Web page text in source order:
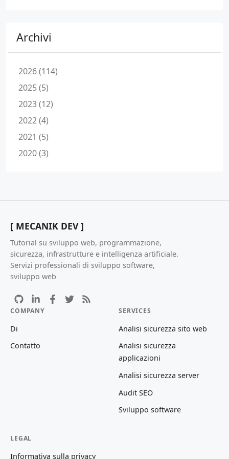
Archivi
2026 (114)
2025 (5)
2023 (12)
2022 (4)
2021 (5)
2020 (3)
[ MECANIK DEV ]
Tutorial su sviluppo web, programmazione,
sicurezza, infrastrutture e intelligenza artificiale.
Servizi professionali di sviluppo software,
sviluppo web
COMPANY
Di
Contatto
SERVICES
Analisi sicurezza sito web
Analisi sicurezza
applicazioni
Analisi sicurezza server
Audit SEO
Sviluppo software
LEGAL
Informativa sulla privacy